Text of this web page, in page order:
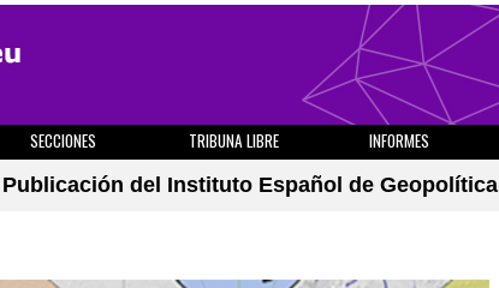
SECCIONES TRIBUNA LIBRE INFORMES
Publicación del Instituto Español de Geopolítica